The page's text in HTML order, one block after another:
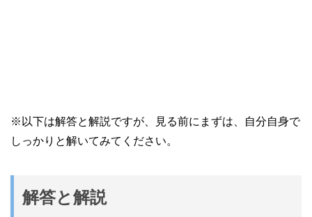
※以下は解答と解説ですが、見る前にまずは、自分自身で
しっかりと解いてみてください。
解答と解説